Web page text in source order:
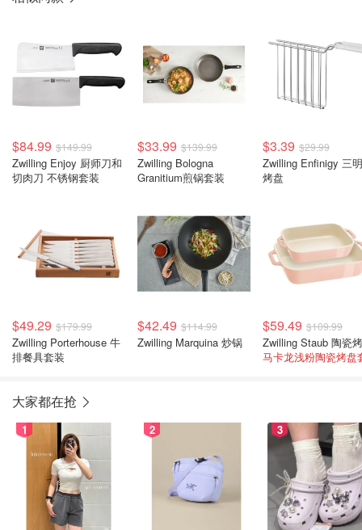
$84.99 $149.99
Zwilling Enjoy 厨师刀和
切肉刀 不锈钢套装
$33.99 $139.99
Zwilling Bologna
Granitium煎锅套装
$3.39 $29.99
Zwilling Enfinigy 三
烤盘
$49.29 $179.99
Zwilling Porterhouse 牛
排餐具套装
$42.49 $114.99
Zwilling Marquina 炒锅
$59.49 $109.99
马卡龙浅粉陶瓷烤盘
大家都在抢
1 2 3